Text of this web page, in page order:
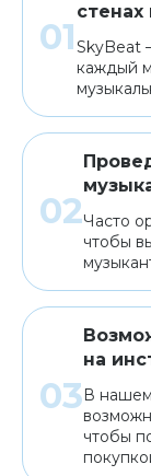
SkyBeat
каждый
Часто
чтобы
на
В
чтобы